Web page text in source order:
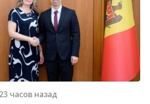
/ 23 часов назад